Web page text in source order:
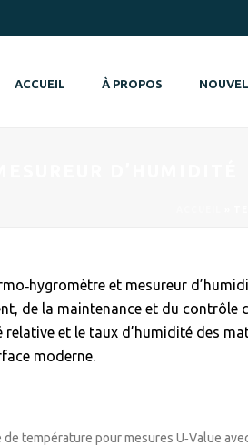
ACCUEIL À PROPOS
et mesureur
de la maintenance et du contrôle
relative et le taux d’humidité des
moderne.
de température pour mesures U‑Value